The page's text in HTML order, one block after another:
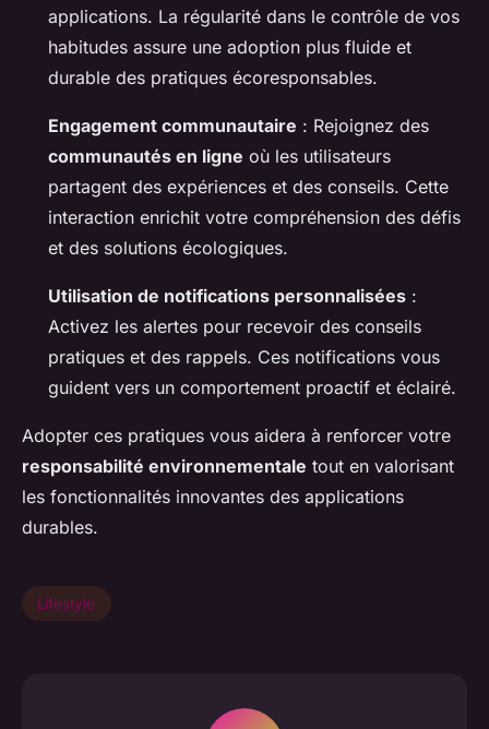
applications. La régularité dans le contrôle de vos
habitudes assure une adoption plus fluide et
durable des pratiques écoresponsables.
Engagement communautaire : Rejoignez des
communautés en ligne où les utilisateurs
partagent des expériences et des conseils. Cette
interaction enrichit votre compréhension des défis
et des solutions écologiques.
Utilisation de notifications personnalisées :
Activez les alertes pour recevoir des conseils
pratiques et des rappels. Ces notifications vous
guident vers un comportement proactif et éclairé.
Adopter ces pratiques vous aidera à renforcer votre
responsabilité environnementale tout en valorisant
les fonctionnalités innovantes des applications
durables.
Lifestyle